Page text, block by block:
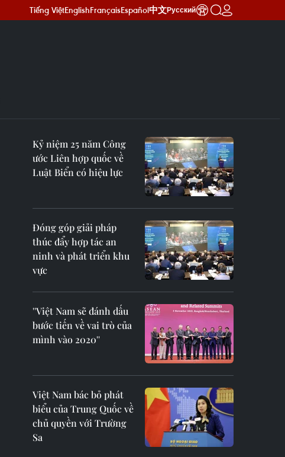
Tiếng ViệtEnglishFrançaisEspañol中文Русский
Kỷ niệm 25 năm Công
ước Liên hợp quốc về
Luật Biển có hiệu lực
Đóng góp giải pháp
thúc đẩy hợp tác an
ninh và phát triển khu
vực
''Việt Nam sẽ đánh dấu
bước tiến về vai trò của
mình vào 2020''
Việt Nam bác bỏ phát
biểu của Trung Quốc về
chủ quyền với Trường
Sa